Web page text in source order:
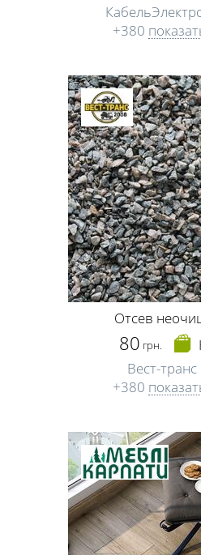
+380
Отсев
80 грн.
Вест-
+380